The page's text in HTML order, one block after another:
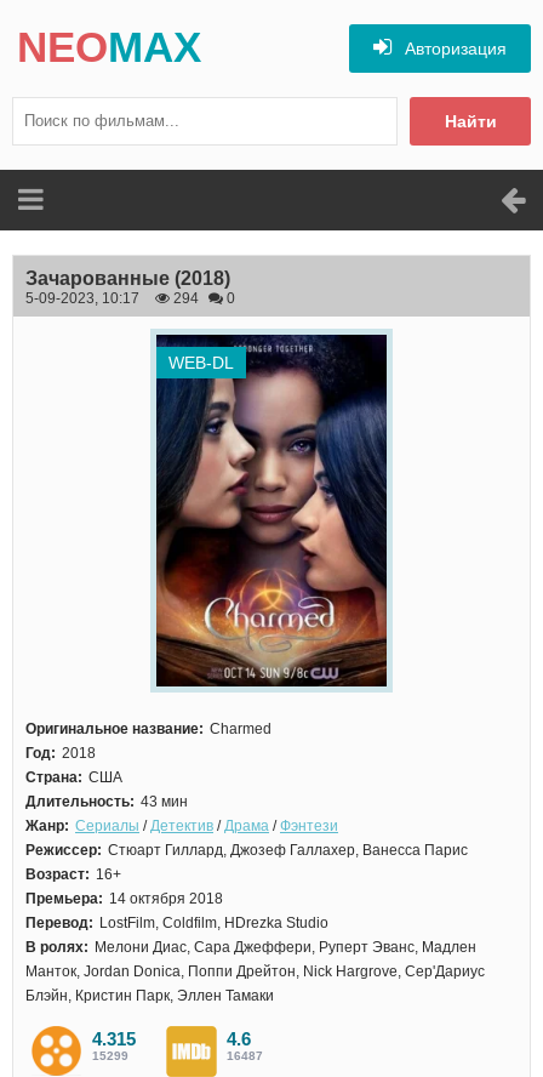
NEOMAX
Найти
Авторизация
Зачарованные (2018)
5-09-2023, 10:17 294 0
WEB-DL
Оригинальное название: Charmed
Год: 2018
Страна: США
Длительность: 43 мин
Жанр: Сериалы /Детектив /Драма /Фэнтези
Режиссер: Стюарт Гиллард, Джозеф Галлахер, Ванесса Парис
Возраст: 16+
Премьера: 14 октября 2018
Перевод: LostFilm, Coldfilm, HDrezka Studio
В ролях: Мелони Диас, Сара Джеффери, Руперт Эванс, Мадлен
Манток, Jordan Donica, Поппи Дрейтон, Nick Hargrove, Сер'Дариус
Блэйн, Кристин Парк, Эллен Тамаки
4.315
15299
4.6
16487